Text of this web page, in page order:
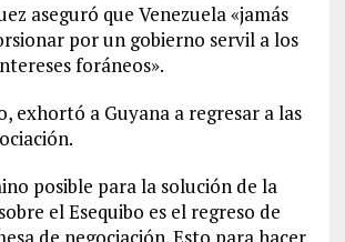
aseguró que Venezuela «jamás
por un gobierno servil a los
foráneos».
exhortó a Guyana a regresar a las
posible para la solución de la
el Esequibo es el regreso de